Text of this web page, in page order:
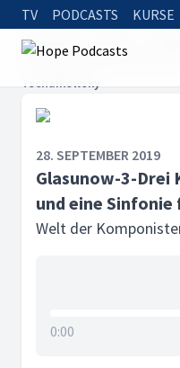
TV PODCASTS KURSE
Startseite
Glasunow-3-Drei
Tschaikowsky
28. SEPTEMBER 2019
Glasunow-3-Drei
und eine
Welt der
0:00